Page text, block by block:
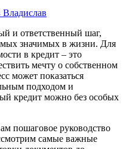
и ответственный шаг,
значимых в жизни. Для
в кредит – это
мечту о собственном
может показаться
подходом и
кредит можно без особых
пошаговое руководство
самые важные